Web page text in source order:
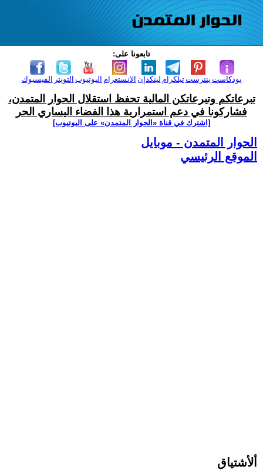
تابعونا على:
الفيسبوك التويتر اليوتيوب الانستغرام لينكدإن تيلكرامبنترست بودكاست
تبرعاتكم وتبرعاتكن المالية تحفظ استقلال الحوار المتمدن،
فشاركونا في دعم استمرارية هذا الفضاء اليساري الحر
[اشترك في قناة ‫«الحوار المتمدن» على اليوتيوب]
الحوار المتمدن - موبايل
الموقع الرئيسي
ألأشتياق